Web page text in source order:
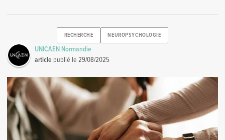
RECHERCHE NEUROPSYCHOLOGIE
UNICAEN Normandie
article publié le29/08/2025